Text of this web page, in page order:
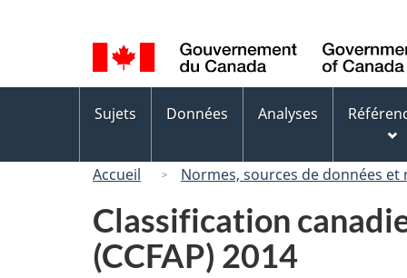
de
la
langue
des
Sujets Données Analyses
Accueil Normes, sources de données et
Classification
(CCFAP) 2014